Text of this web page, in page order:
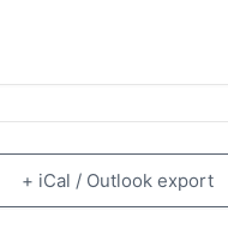
+ iCal / Outlook export